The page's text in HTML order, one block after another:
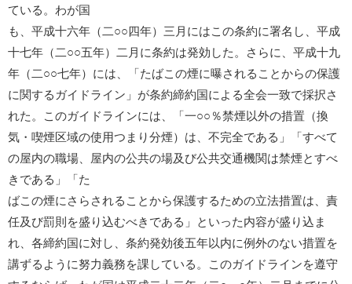
ている。わが国
も、平成十六年（二○○四年）三月にはこの条約に署名し、平成
十七年（二○○五年）二月に条約は発効した。さらに、平成十九
年（二○○七年）には、「たばこの煙に曝されることからの保護
に関するガイドライン」が条約締約国による全会一致で採択さ
れた。このガイドラインには、「一○○％禁煙以外の措置（換
気・喫煙区域の使用つまり分煙）は、不完全である」「すべて
の屋内の職場、屋内の公共の場及び公共交通機関は禁煙とすべ
きである」「た
ばこの煙にさらされることから保護するための立法措置は、責
任及び罰則を盛り込むべきである」といった内容が盛り込ま
れ、各締約国に対し、条約発効後五年以内に例外のない措置を
講ずるように努力義務を課している。このガイドラインを遵守